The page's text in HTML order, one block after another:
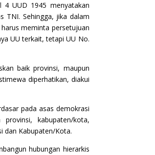
4 UUD 1945 menyatakan
TNI. Sehingga, jika dalam
meminta persetujuan
UU terkait, tetapi UU No.
baik provinsi, maupun
diperhatikan, diakui
pada asas demokrasi
kabupaten/kota,
dan Kabupaten/Kota.
hubungan hierarkis